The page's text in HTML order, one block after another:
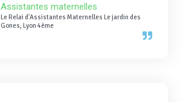
Assistantes maternelles
Le Relai d'Assistantes Maternelles Le jardin des
Gones, Lyon 4ème